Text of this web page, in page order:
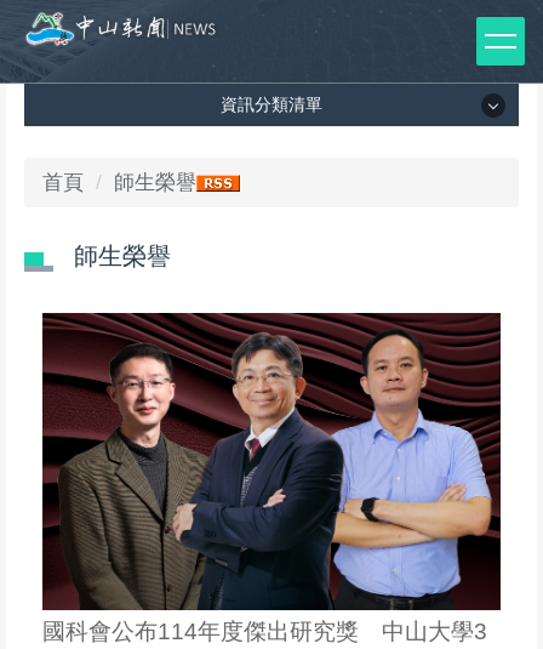
到
主
資訊分類清單
資訊分類清單
所有新聞列表
影音專區
出版品
師生榮譽
首頁 師生榮譽
師生榮譽
國科會公布114年度傑出研究獎 中山大學3